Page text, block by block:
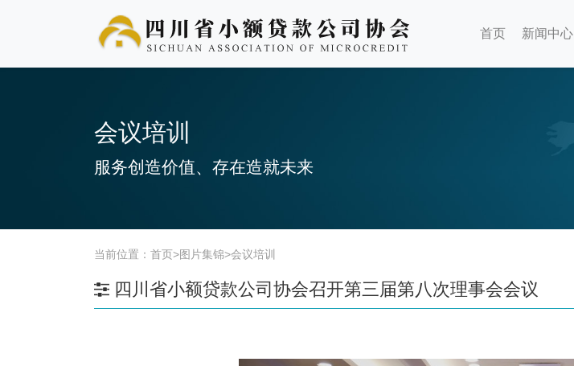
首页 新闻中心
会议培训
服务创造价值、存在造就未来
当前位置： 首页>图片集锦>会议培训
四川省小额贷款公司协会召开第三届第八次理事会会议